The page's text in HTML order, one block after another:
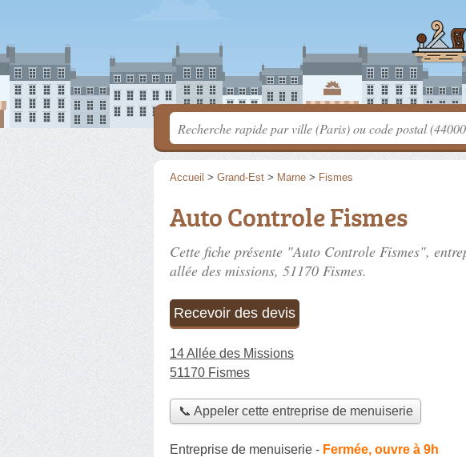
Accueil > Grand-Est > Marne > Fismes
Auto Controle Fismes
Cette fiche présente "Auto Controle Fismes",
allée des missions, 51170 Fismes.
Recevoir des devis
14 Allée des Missions
51170 Fismes
📞 Appeler cette entreprise de menuiserie
Entreprise de menuiserie - Fermée, ouvre à 9h